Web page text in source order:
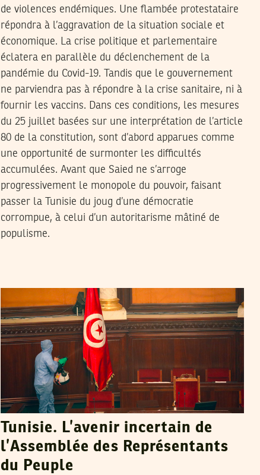
de violences endémiques. Une flambée protestataire
répondra à l’aggravation de la situation sociale et
économique. La crise politique et parlementaire
éclatera en parallèle du déclenchement de la
pandémie du Covid-19. Tandis que le gouvernement
ne parviendra pas à répondre à la crise sanitaire, ni à
fournir les vaccins. Dans ces conditions, les mesures
du 25 juillet basées sur une interprétation de l’article
80 de la constitution, sont d’abord apparues comme
une opportunité de surmonter les difficultés
accumulées. Avant que Saied ne s’arroge
progressivement le monopole du pouvoir, faisant
passer la Tunisie du joug d’une démocratie
corrompue, à celui d’un autoritarisme mâtiné de
populisme.
Tunisie. L’avenir incertain de
l’Assemblée des Représentants
du Peuple